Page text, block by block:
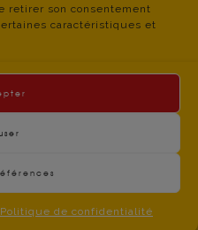
retirer son consentement
caractéristiques et
Politique de confidentialité
NICE